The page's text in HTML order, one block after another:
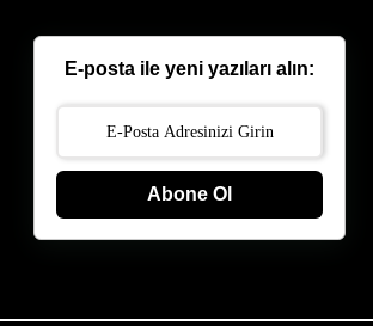
E-posta ile yeni yazıları alın:
Abone Ol